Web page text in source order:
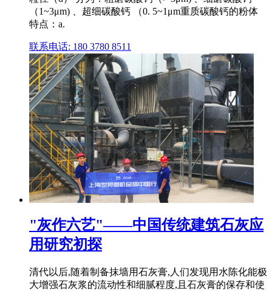
（1~3μm) 、超细碳酸钙 （0. 5~1μm重质碳酸钙的粉体
特点：a.
联系电话: 180 3780 8511
"灰作六艺"——中国传统建筑石灰应
用研究初探
清代以后,随着制备抹墙用石灰膏,人们发现用水陈化能极
大增强石灰浆的流动性和细腻程度,且石灰膏的保存和使